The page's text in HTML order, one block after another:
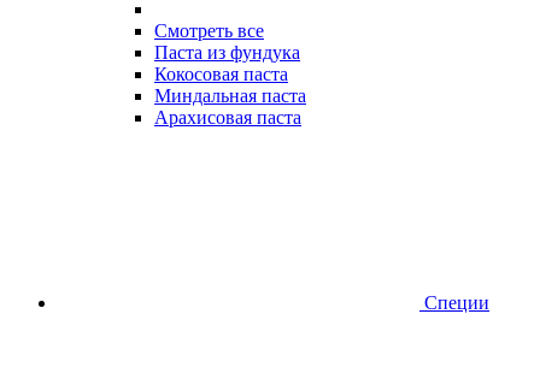
Смотреть все
Паста из фундука
Кокосовая паста
Миндальная паста
Арахисовая паста
Специи